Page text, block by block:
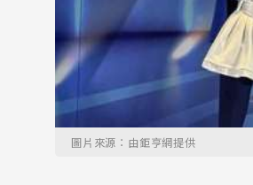
圖片來源：由鉅亨網提供